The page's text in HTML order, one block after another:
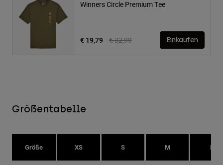
Winners Circle Premium Tee
Price reduced from
€ 32,99to
€ 19,79 Einkaufen
Größentabelle
Größe XS S M L